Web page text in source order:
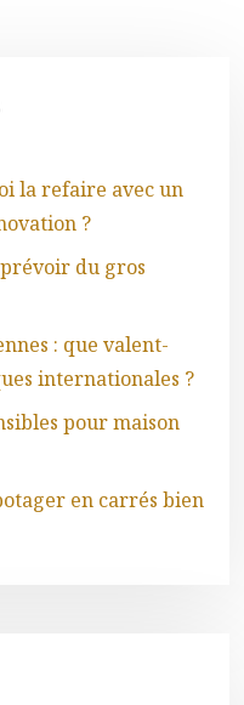
la refaire avec un
?
du gros
: que valent-
internationales ?
pour maison
en carrés bien